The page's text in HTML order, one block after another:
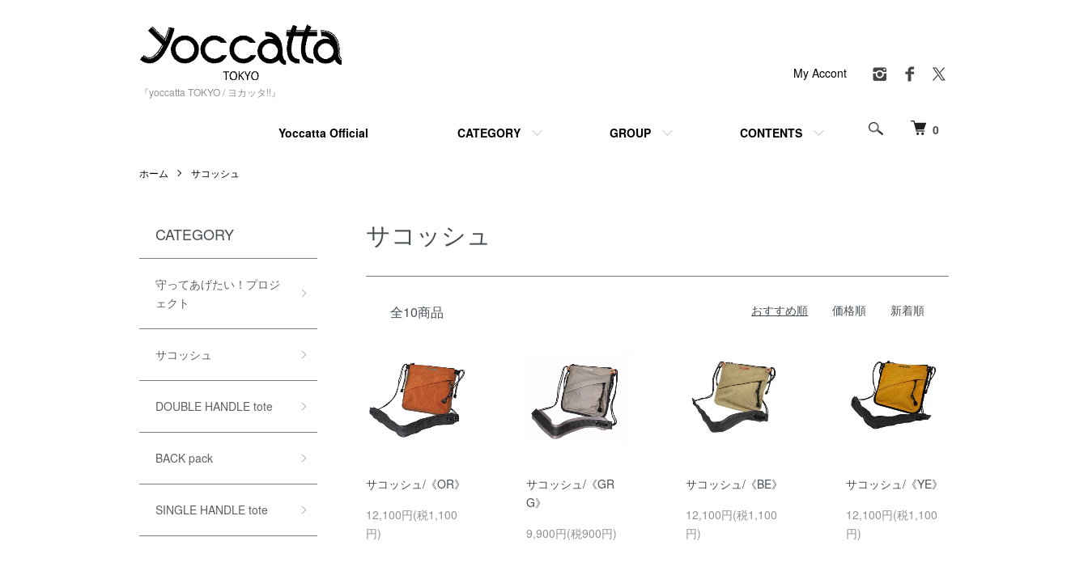
『yoccatta TOKYO / ヨカッタ!!』
0
Yoccatta Official CATEGORY GROUP CONTENTS
My Accont
ホーム サコッシュ
サコッシュ
全10商品 おすすめ順 価格順 新着順
サコッシュ/《OR》
12,100円(税1,100
円)
サコッシュ/《GR
G》
9,900円(税900円)
サコッシュ/《BE》
12,100円(税1,100
円)
サコッシュ/《YE》
12,100円(税1,100
円)
CATEGORY
守ってあげたい！プロジ
ェクト
サコッシュ
DOUBLE HANDLE tote
BACK pack
SINGLE HANDLE tote